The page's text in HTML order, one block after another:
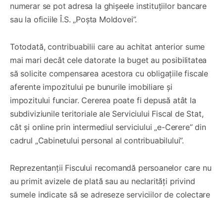
numerar se pot adresa la ghișeele instituțiilor bancare
sau la oficiile Î.S. „Poșta Moldovei”.
Totodată, contribuabilii care au achitat anterior sume
mai mari decât cele datorate la buget au posibilitatea
să solicite compensarea acestora cu obligațiile fiscale
aferente impozitului pe bunurile imobiliare și
impozitului funciar. Cererea poate fi depusă atât la
subdiviziunile teritoriale ale Serviciului Fiscal de Stat,
cât și online prin intermediul serviciului „e-Cerere” din
cadrul „Cabinetului personal al contribuabilului”.
Reprezentanții Fiscului recomandă persoanelor care nu
au primit avizele de plată sau au neclarități privind
sumele indicate să se adreseze serviciilor de colectare